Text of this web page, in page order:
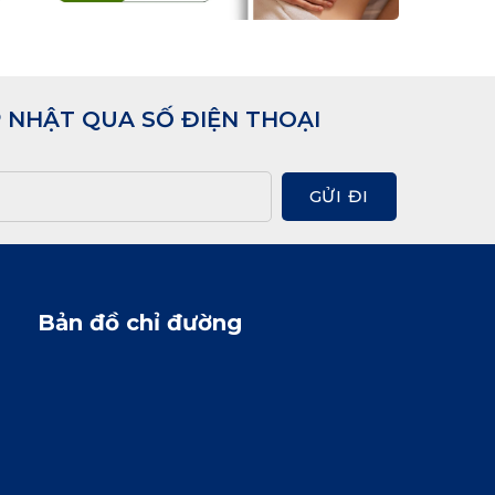
chế đó và vai trò hỗ trợ của dẫn lưu
QUA SỐ ĐIỆN THOẠI
GỬI ĐI
Bản đồ chỉ đường